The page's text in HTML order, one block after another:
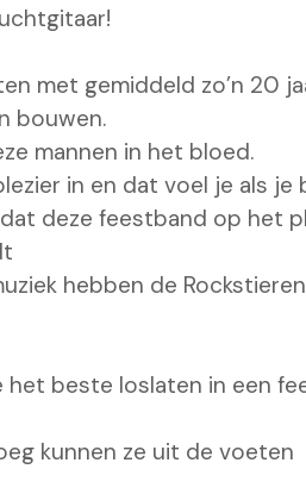
met gemiddeld zo’n 20
bouwen.
mannen in het bloed.
in en dat voel je als
dat deze feestband op het
hebben de
het beste loslaten in een
kunnen ze uit de voeten